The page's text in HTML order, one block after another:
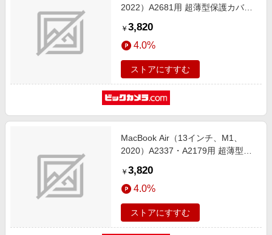
2022）A2681用 超薄型保護カバー
MCAR13-ST-22-BK
￥ 3,820
4.0%
ストアにすすむ
MacBook Air（13インチ、M1、
2020）A2337・A2179用 超薄型保
ド LG-MCAR13-ST-RD
￥ 3,820
4.0%
ストアにすすむ